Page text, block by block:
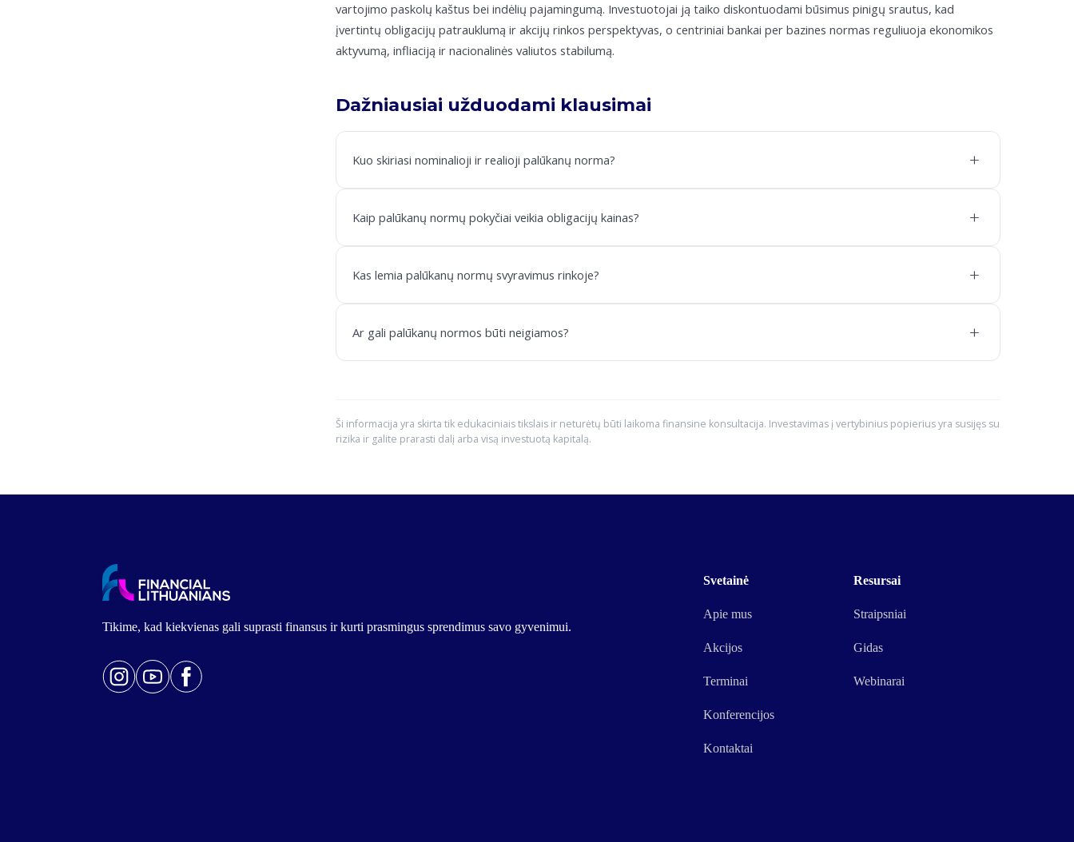
vartojimo paskolų kaštus bei indėlių pajamingumą. Investuotojai ją taiko diskontuodami būsimus pinigų srautus, kad
įvertintų obligacijų patrauklumą ir akcijų rinkos perspektyvas, o centriniai bankai per bazines normas reguliuoja ekonomikos
aktyvumą, infliaciją ir nacionalinės valiutos stabilumą.
Dažniausiai užduodami klausimai
Kuo skiriasi nominalioji ir realioji palūkanų norma? +
Kaip palūkanų normų pokyčiai veikia obligacijų kainas? +
Kas lemia palūkanų normų svyravimus rinkoje? +
Ar gali palūkanų normos būti neigiamos? +
Ši informacija yra skirta tik edukaciniais tikslais ir neturėtų būti laikoma finansine konsultacija. Investavimas į vertybinius popierius yra susijęs su
rizika ir galite prarasti dalį arba visą investuotą kapitalą.
Tikime, kad kiekvienas gali suprasti finansus ir kurti prasmingus sprendimus savo gyvenimui.
Svetainė
Apie mus
Akcijos
Terminai
Konferencijos
Kontaktai
Resursai
Straipsniai
Gidas
Webinarai